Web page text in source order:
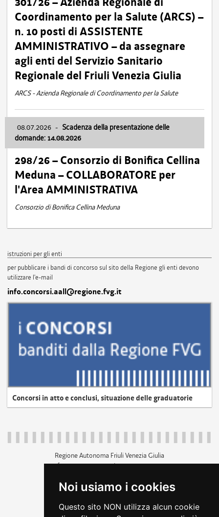
Noi usiamo i cookies
Questo sito NON utilizza alcun cookie
Coordinamento per la Salute (ARCS) –
n. 10 posti di ASSISTENTE
AMMINISTRATIVO – da assegnare
agli enti del Servizio Sanitario
Regionale del Friuli Venezia Giulia
ARCS - Azienda Regionale di Coordinamento per la Salute
08.07.2026 - Scadenza della presentazione delle
domande: 14.08.2026
298/26 – Consorzio di Bonifica Cellina
Meduna – COLLABORATORE per
l'Area AMMINISTRATIVA
Consorzio di Bonifica Cellina Meduna
istruzioni per gli enti
per pubblicare i bandi di concorso sul sito della Regione gli enti devono
utilizzare l'e-mail
info.concorsi.aall@regione.fvg.it
Concorsi in atto e conclusi, situazione delle graduatorie
Regione Autonoma Friuli Venezia Giulia
c.f. 80014930327; p.iva 00526040324
+39 040 3771111